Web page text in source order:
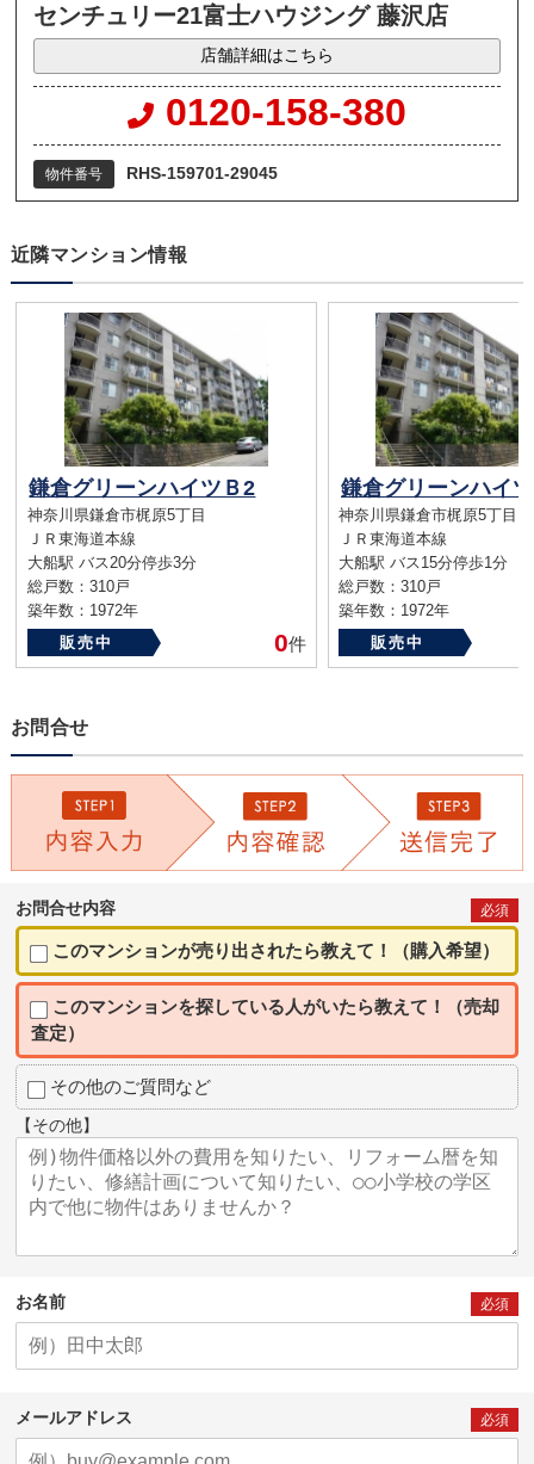
センチュリー21富士ハウジング 藤沢店
店舗詳細はこちら
0120-158-380
物件番号 RHS-159701-29045
近隣マンション情報
鎌倉グリーンハイツＢ2
神奈川県鎌倉市梶原5丁目
ＪＲ東海道本線
大船駅 バス20分停歩3分
総戸数：310戸
築年数：1972年
販売中
0件
鎌倉グリーンハイ
神奈川県鎌倉市梶原5丁目
ＪＲ東海道本線
大船駅 バス15分停歩1分
総戸数：310戸
築年数：1972年
販売中
お問合せ
お問合せ内容 必須
このマンションが売り出されたら教えて！（購入希望）
このマンションを探している人がいたら教えて！（売却
査定）
その他のご質問など
【その他】
お名前 必須
メールアドレス 必須